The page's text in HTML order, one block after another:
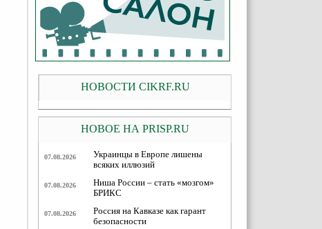
НОВОСТИ CIKRF.RU
НОВОЕ НА PRISP.RU
07.08.2026
Украинцы в Европе лишены
всяких иллюзий
07.08.2026
Ниша России – стать «мозгом»
БРИКС
07.08.2026
Россия на Кавказе как гарант
безопасности